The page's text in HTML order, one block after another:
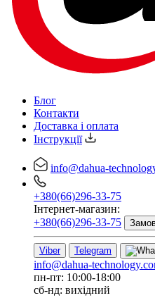
Блог
Контакти
Доставка і оплата
Інструкції
info@dahua-
+380(66)296-33-75
Інтернет-магазин:
+380(66)296-33-75
Viber Telegram
info@dahua-
пн-пт: 10:00-18:00
сб-нд: вихідний